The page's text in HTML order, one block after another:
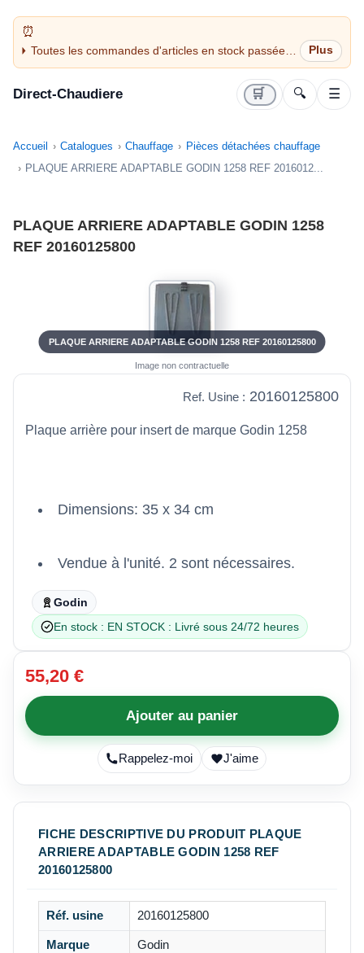
Toutes les commandes d'articles en stock passées
avant 14H sont expédiées le jour même (jours
Direct-Chaudiere 🛒 🔍 ☰
Accueil Catalogues Chauffage
Pièces détachées chauffage
PLAQUE ARRIERE ADAPTABLE GODIN 1258 REF 2016012...
PLAQUE ARRIERE ADAPTABLE GODIN 1258
REF 20160125800
PLAQUE ARRIERE ADAPTABLE GODIN 1258 REF 20160125800
Image non contractuelle
Ref. Usine : 20160125800
Plaque arrière pour insert de marque Godin 1258
Dimensions: 35 x 34 cm
Vendue à l'unité. 2 sont nécessaires.
Godin
En stock : EN STOCK : Livré sous 24/72 heures
55,20 €
Ajouter au panier
Rappelez-moi J'aime
FICHE DESCRIPTIVE DU PRODUIT PLAQUE
ARRIERE ADAPTABLE GODIN 1258 REF
20160125800
Réf. usine 20160125800
Marque Godin